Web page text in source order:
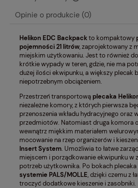
Cena nie zawiera ewentualnych kosztów
Opinie o produkcie (0)
Helikon EDC Backpackto kompaktowy
pojemności 21 litrów, zaprojektowany z
miejskim użytkowaniu. Jest to również
krótkie wypady w teren, gdzie, nie ma
dużej ilości ekwipunku, a większy plecak
niepotrzebnym obciążeniem.
Przestrzeń transportową plecaka
niezależne komory, z których pierwsza
przenoszenia wkładu hydracyjnego oraz
przedmiotów. Natomiast druga komora
wewnątrz miękkim materiałem
mocowanie na rzep organizerów i
Insert System. Umożliwia to łatwe
miejscem i porządkowanie ekwipunku w
potrzeb użytkownika. Po bokach
systemie PALS/MOLLE, dzięki czemu z
troczyć dodatkowe kieszenie i zasobniki.